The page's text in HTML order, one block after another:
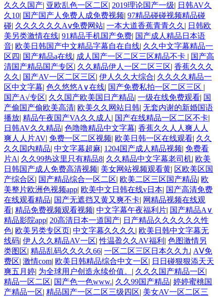
久久久国产| 亚欧乱色一区二区| 2019理论国产一级| 日韩AV久
久10| 国产国产人免费人成免费视频| 97精品碰碰视频精品碰
碰| 久久久久久久Aⅴ免费网站| 一本大道香蕉青青久久 | 日韩欧
美另类激情在线| 91精品手机国产免费| 国产成人精品日本语
音| 欧美日韩国产中文精品字幕自在自线| 久久中文字幕精品一
区四| 国产精品a在线| 成人国产一区二区三区精品不卡 | 国产高
清国产精品国产专区| 久久精品伊人一区二区三区| 香蕉久久久
久久 | 国产AV一区二区三区| 伊人久久大综合| 久久久久精品一
区中文字幕| 色久悠悠A∨在线| 国产免费私拍一区二区三区 |
国产A√专区| 久久国产欧美国日产精品| 一级在线免费观看| 国
产偷国产偷欧美高清| 欧美久久网站日韩| 无套内谢的新婚国语
播放| 精品午夜国产VA久久成人 | 国产在线精品一区二区不卡|
日韩AV久久精品| 色噜噜精品中文字幕| 香蕉久久人人爽人人
爽人人片AV| 免费一区二区视频| 欧美日韩一区在线观看| 久久
久久国内精品| 中文字幕超麻| 1204国产成人精品视频| 免费看
片A| 久久99热这里只有精品8| 久久精品中文字幕老司机| 欧美
日韩国产成人免费高清视频| 美女网站视频观看黄| 区欧美区国
产综合区| 国产精品综合一区二区| 欧美二区三区国产精品| 欧
美整片欧洲色视频app| 欧美中文日韩在线v日本| 国产高清免费
在线观看精品| 国产无遮挡又黄又爽不卡| 网精品视频在线观
看| 精品免费视频观看视频| 中文字幕午夜福利片| 国产精品A∨
精品影院app| 20高清日本一道国产| 日产精品久久久久久久性
色| 欧美另类专区页| 中文字幕久久久久 | 欧美日韩中文字幕无
线码| 伊人久久精品AV一区|性温盈久久AV福利 | 色图激情另
类图区| 精品乱码久久久久66| 一区二区三区日本久久九| AⅤ免
费区| 激情com| 欧美日韩精品综合中文一区| 日日碰狠狠添天天
爽五月婷| 为全球用户创造永续价值。 | 久久久国产精品一区|
精品一区二区| 国产色一色www.| 久久99国产精品| 婷婷蜜桃国
产精品一区| 精品国产一区二区三级四区| 美女AV一区二区三